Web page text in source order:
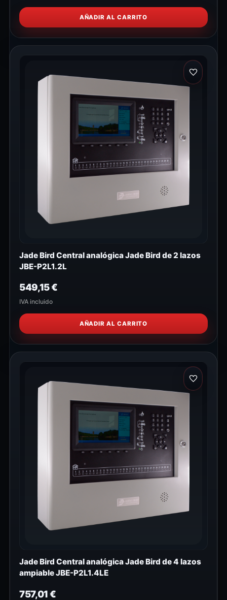
AÑADIR AL CARRITO
Jade Bird Central analógica Jade Bird de 2 lazos
JBE-P2L1.2L
549,15€
IVA incluido
AÑADIR AL CARRITO
Jade Bird Central analógica Jade Bird de 4 lazos
ampiable JBE-P2L1.4LE
757,01€